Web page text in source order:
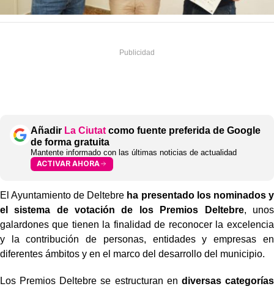
Añadir La Ciutat como fuente preferida de Google
de forma gratuita
Mantente informado con las últimas noticias de actualidad
ACTIVAR AHORA
El Ayuntamiento de Deltebre ha presentado los nominados y
el sistema de votación de los Premios Deltebre, unos
galardones que tienen la finalidad de reconocer la excelencia
y la contribución de personas, entidades y empresas en
diferentes ámbitos y en el marco del desarrollo del municipio.
Los Premios Deltebre se estructuran en diversas categorías